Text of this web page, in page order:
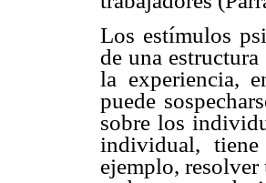
Los estímulos
de una
la experiencia,
puede
sobre los
individual,
ejemplo, resolver